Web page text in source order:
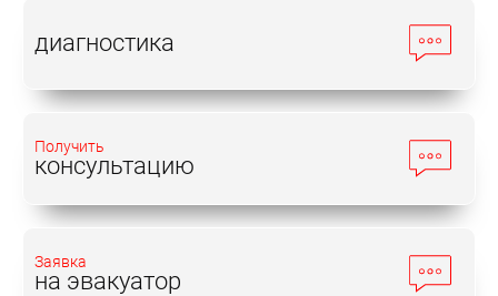
диагностика
Получить
консультацию
Заявка
на эвакуатор